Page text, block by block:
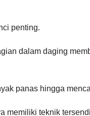
penting.
dalam daging
panas hingga
memiliki teknik